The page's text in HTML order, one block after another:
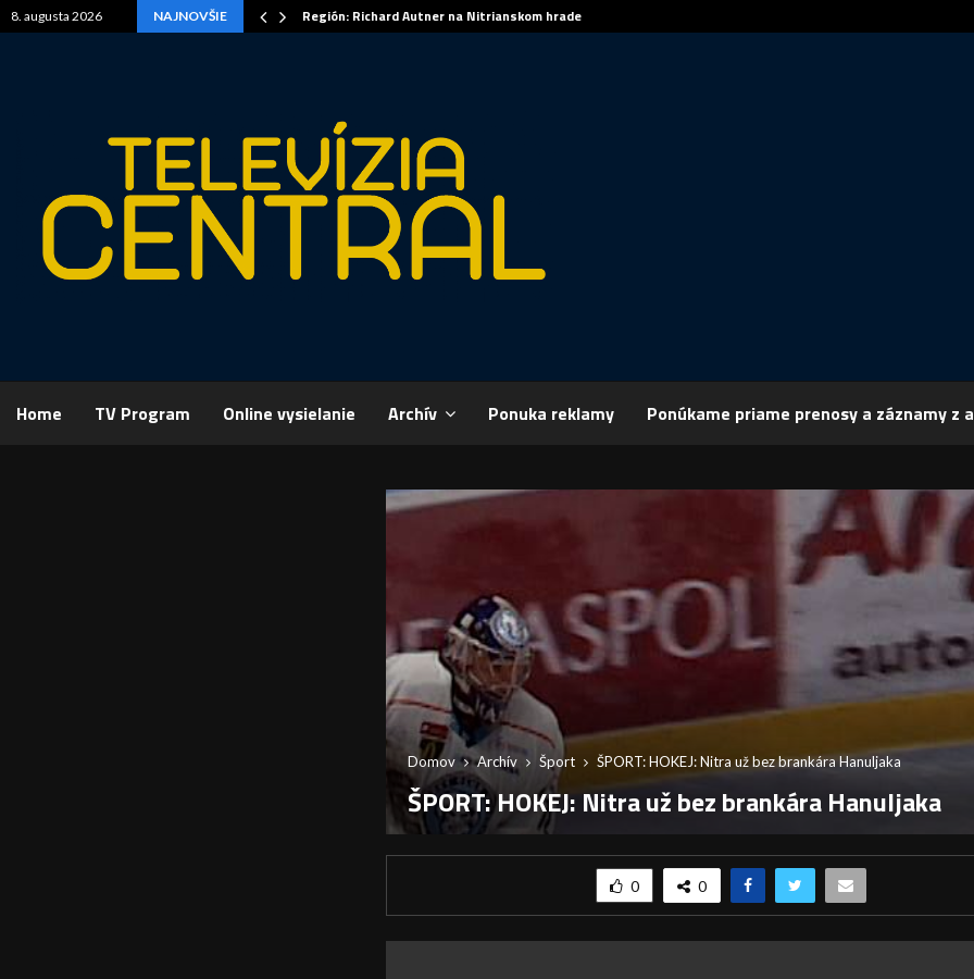
8. augusta 2026 NAJNOVŠIE Región: Richard Autner na Nitrianskom hrade
Home TV Program Online vysielanie Archív Ponuka reklamy Ponúkame priame prenosy a záznamy z
Domov Archív Šport ŠPORT: HOKEJ: Nitra už bez brankára Hanuljaka
ŠPORT: HOKEJ: Nitra už bez brankára Hanuljaka
0 0